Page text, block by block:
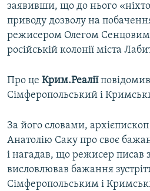
заявивши, що до нього
приводу дозволу на
режисером Олегом
російській колонії міста
Про це Крим.Реалії
Сімферопольський і
За його словами,
Анатолію Саку про своє
і нагадав, що режисер писав
висловлював бажання
Сімферопольським і